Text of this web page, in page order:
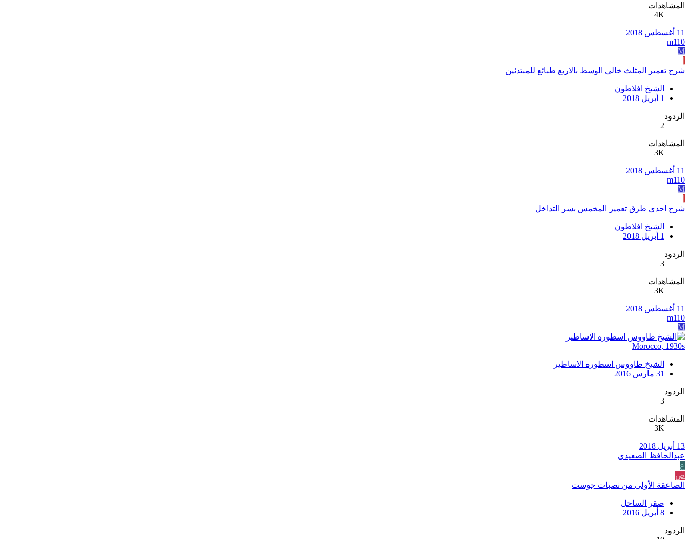
المشاهدات
4K
11 أغسطس 2018
m110
M
شرح تعمير المثلث خالى الوسط بالاربع طبائع للمبتدئين
الشيخ افلاطون
1 أبريل 2018
الردود
2
المشاهدات
3K
11 أغسطس 2018
m110
M
شرح احدى طرق تعمير المخمس بسر التداخل
الشيخ افلاطون
1 أبريل 2018
الردود
3
المشاهدات
3K
11 أغسطس 2018
m110
M
Morocco, 1930s
الشيخ طاووس اسطوره الاساطير
31 مارس 2016
الردود
3
المشاهدات
3K
13 أبريل 2018
عبدالحافظ الصعيدى
ع
ص
الصاعقة الأولى من نصبات جوست
صقر الساحل
8 أبريل 2016
الردود